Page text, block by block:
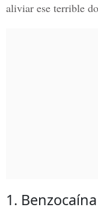
aliviar ese terrible
1. Benzocaína